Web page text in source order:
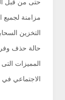
حتى من قبل
مزامنة
التخزين
حالة حذف
المميزات
الاجتماعي في